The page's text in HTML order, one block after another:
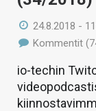
24.8.2018 -
Kommentit
io-techin